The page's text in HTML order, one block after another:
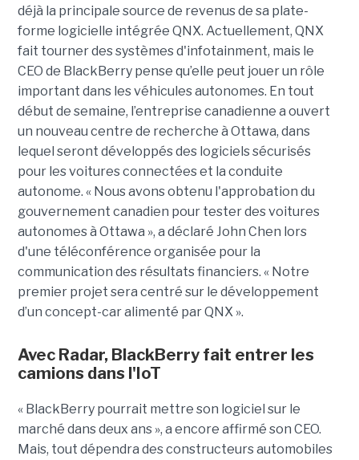
déjà la principale source de revenus de sa plate-
forme logicielle intégrée QNX. Actuellement, QNX
fait tourner des systèmes d'infotainment, mais le
CEO de BlackBerry pense qu’elle peut jouer un rôle
important dans les véhicules autonomes. En tout
début de semaine, l’entreprise canadienne a ouvert
un nouveau centre de recherche à Ottawa, dans
lequel seront développés des logiciels sécurisés
pour les voitures connectées et la conduite
autonome. « Nous avons obtenu l'approbation du
gouvernement canadien pour tester des voitures
autonomes à Ottawa », a déclaré John Chen lors
d'une téléconférence organisée pour la
communication des résultats financiers. « Notre
premier projet sera centré sur le développement
d’un concept-car alimenté par QNX ».
Avec Radar, BlackBerry fait entrer les
camions dans l'IoT
« BlackBerry pourrait mettre son logiciel sur le
marché dans deux ans », a encore affirmé son CEO.
Mais, tout dépendra des constructeurs automobiles